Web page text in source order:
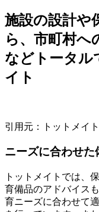
施設の設計や
ら、市町村へ
などトータル
イト
引用元：トットメイ
ニーズに合わせた
トットメイトでは、
育備品のアドバイス
育ニーズに合わせて